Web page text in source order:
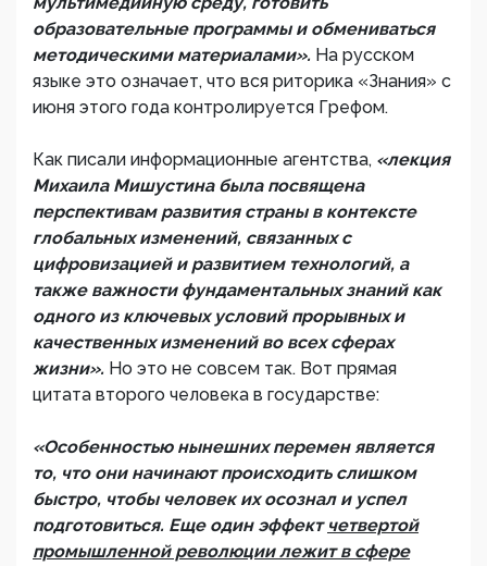
образовательные программы и обмениваться
методическими материалами». На русском
языке это означает, что вся риторика «Знания» с
июня этого года контролируется Грефом.
Как писали информационные агентства, «лекция
Михаила Мишустина была посвящена
перспективам развития страны в контексте
глобальных изменений, связанных с
цифровизацией и развитием технологий, а
также важности фундаментальных знаний как
одного из ключевых условий прорывных и
качественных изменений во всех сферах
жизни». Но это не совсем так. Вот прямая
цитата второго человека в государстве:
«Особенностью нынешних перемен является
то, что они начинают происходить слишком
быстро, чтобы человек их осознал и успел
подготовиться. Еще один эффект четвертой
промышленной революции лежит в сфере